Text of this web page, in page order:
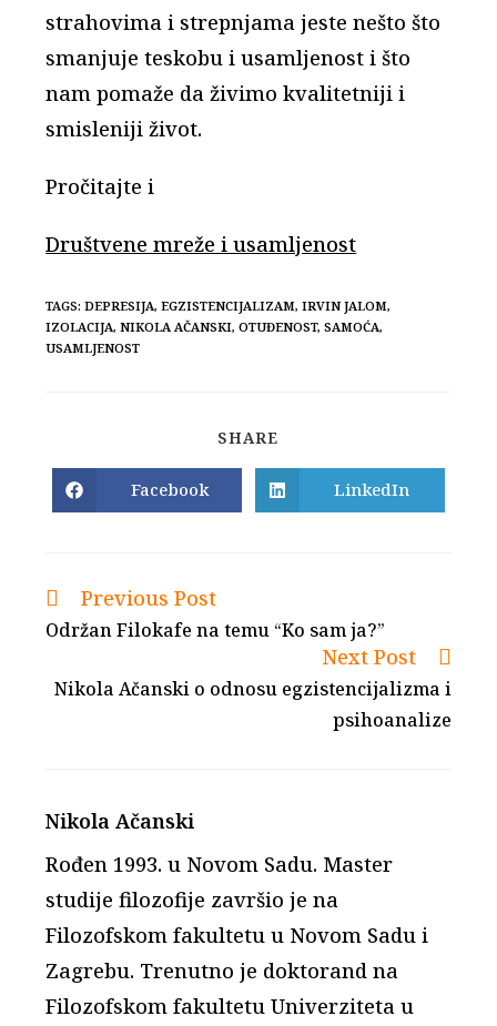
strahovima i strepnjama jeste nešto što
smanjuje teskobu i usamljenost i što
nam pomaže da živimo kvalitetniji i
smisleniji život.
Pročitajte i
Društvene mreže i usamljenost
TAGS:DEPRESIJA, EGZISTENCIJALIZAM, IRVIN JALOM,
IZOLACIJA, NIKOLA AČANSKI, OTUĐENOST, SAMOĆA,
USAMLJENOST
SHARE
CONTENT
Opens
in
Facebook Opens
in
LinkedIn
Read
articles
Previous Post
Održan Filokafe na temu “Ko sam ja?”
Next Post
Nikola Ačanski o odnosu egzistencijalizma i
psihoanalize
Nikola Ačanski
Rođen 1993. u Novom Sadu. Master
studije filozofije završio je na
Filozofskom fakultetu u Novom Sadu i
Zagrebu. Trenutno je doktorand na
Filozofskom fakultetu Univerziteta u